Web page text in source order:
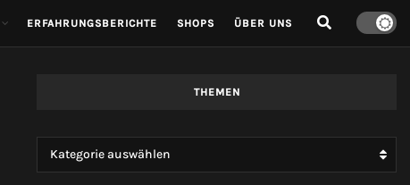
ERFAHRUNGSBERICHTE SHOPS ÜBER UNS
THEMEN
Kategorie auswählen